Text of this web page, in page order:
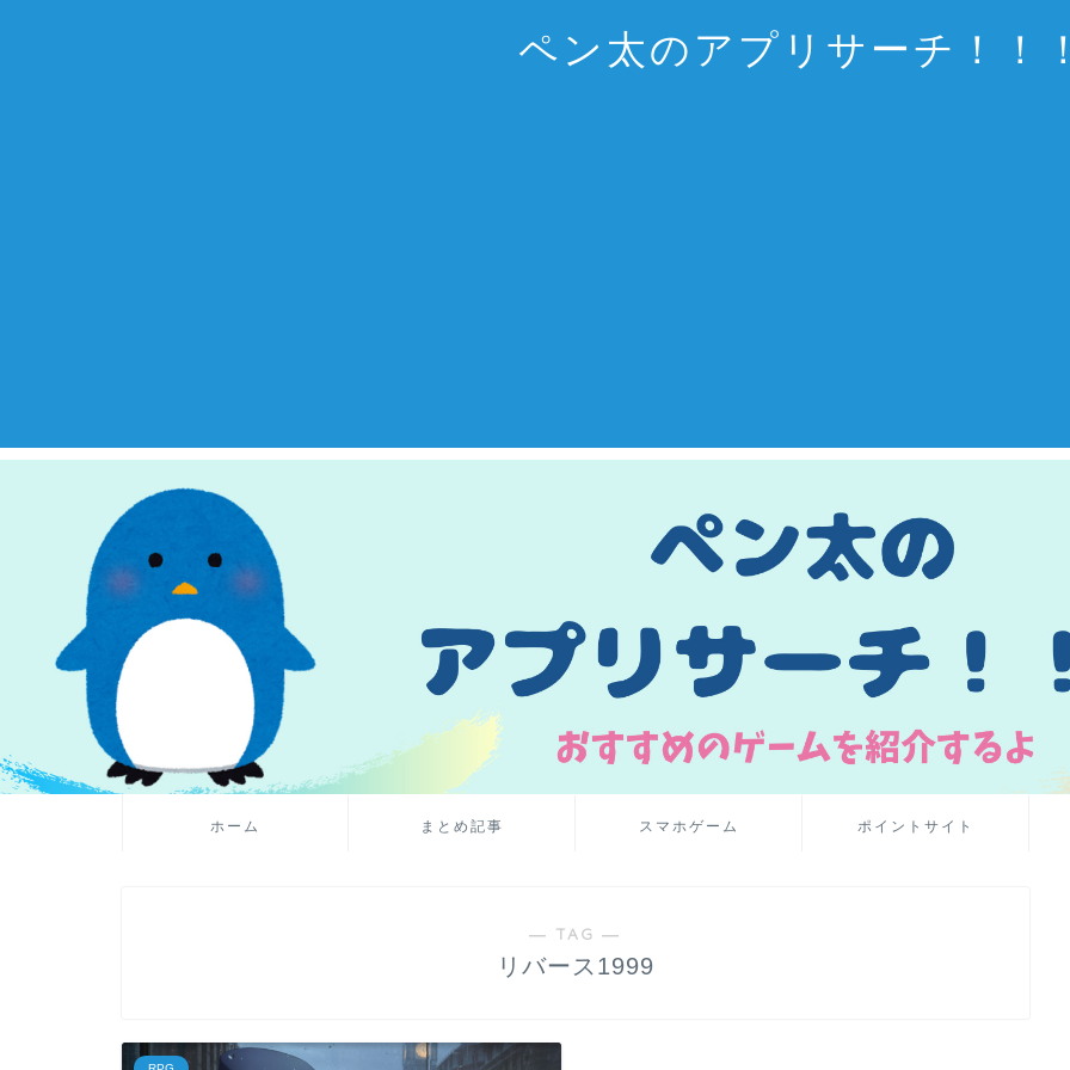
ペン太のアプリサーチ！！
ホーム まとめ記事 スマホゲーム ポイントサイト
― TAG ―
リバース1999